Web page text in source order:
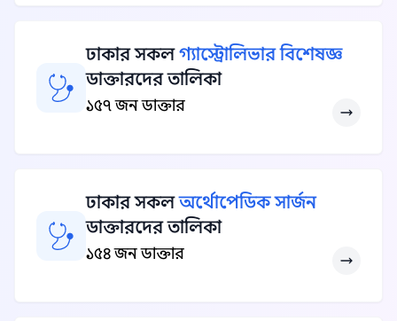
ঢাকার সকলগ্যাস্ট্রোলিভার বিশেষজ্ঞ
ডাক্তারদের তালিকা
১৫৭ জন ডাক্তার
ঢাকার সকলঅর্থোপেডিক সার্জন
ডাক্তারদের তালিকা
১৫৪ জন ডাক্তার